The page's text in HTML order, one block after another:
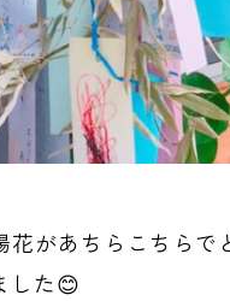
があちらこちらで
した😊